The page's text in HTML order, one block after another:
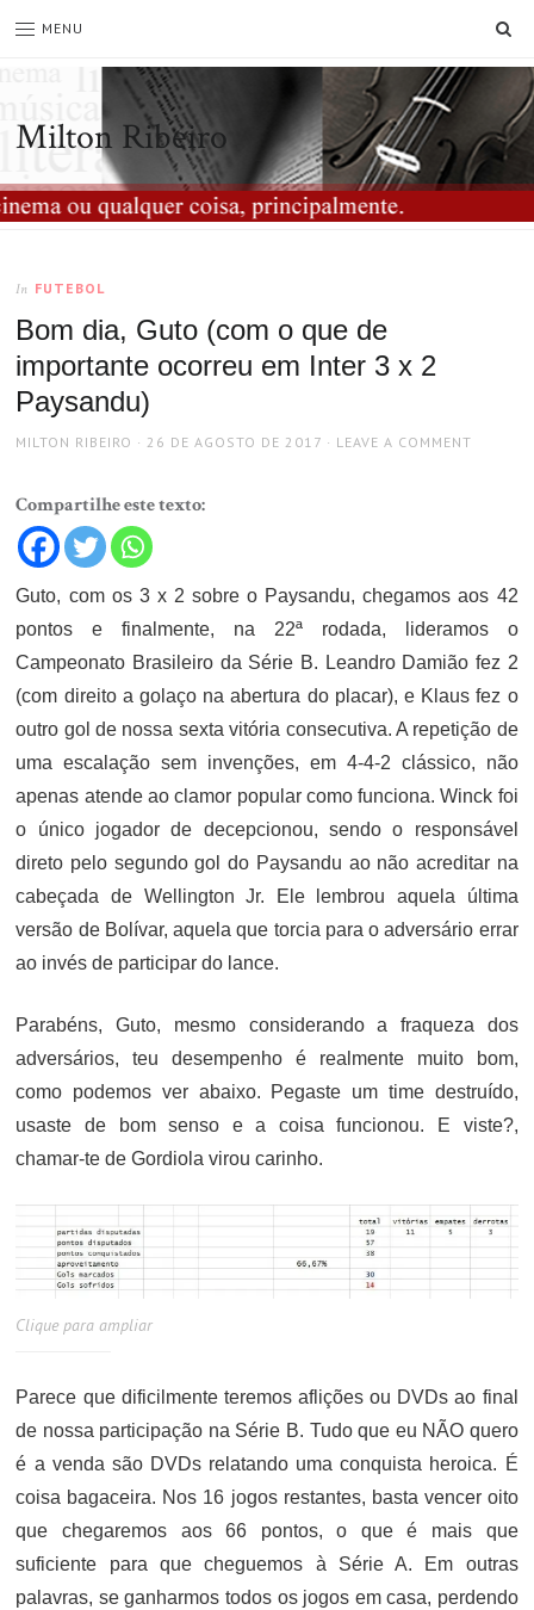
MENU
Milton Ribeiro
In FUTEBOL
Bom dia, Guto (com o que de
importante ocorreu em Inter 3 x 2
Paysandu)
AUTHOR
MILTON RIBEIRO
POSTED
26 DE AGOSTO DE 2017 LEAVE A COMMENT
Compartilhe este texto:
Guto, com os 3 x 2 sobre o Paysandu, chegamos aos 42
pontos e finalmente, na 22ª rodada, lideramos o
Campeonato Brasileiro da Série B. Leandro Damião fez 2
(com direito a golaço na abertura do placar), e Klaus fez o
outro gol de nossa sexta vitória consecutiva. A repetição de
uma escalação sem invenções, em 4-4-2 clássico, não
apenas atende ao clamor popular como funciona. Winck foi
o único jogador de decepcionou, sendo o responsável
direto pelo segundo gol do Paysandu ao não acreditar na
cabeçada de Wellington Jr. Ele lembrou aquela última
versão de Bolívar, aquela que torcia para o adversário errar
ao invés de participar do lance.
Parabéns, Guto, mesmo considerando a fraqueza dos
adversários, teu desempenho é realmente muito bom,
como podemos ver abaixo. Pegaste um time destruído,
usaste de bom senso e a coisa funcionou. E viste?,
chamar-te de Gordiola virou carinho.
Clique para ampliar
Parece que dificilmente teremos aflições ou DVDs ao final
de nossa participação na Série B. Tudo que eu NÃO quero
é a venda são DVDs relatando uma conquista heroica. É
coisa bagaceira. Nos 16 jogos restantes, basta vencer oito
que chegaremos aos 66 pontos, o que é mais que
suficiente para que cheguemos à Série A. Em outras
palavras, se ganharmos todos os jogos em casa, perdendo